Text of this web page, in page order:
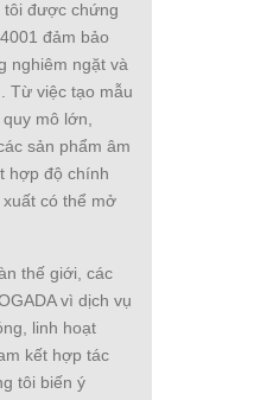
tôi được chứng
đảm bảo
nghiêm ngặt và
Từ việc tạo mẫu
mô lớn,
sản phẩm âm
hợp độ chính
có thể mở
thế giới, các
vì dịch vụ
linh hoạt
kết hợp tác
tôi biến ý